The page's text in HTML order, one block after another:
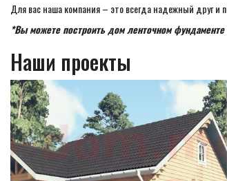
Для вас наша компания – это всегда надежный друг и
*Вы можете построить дом ленточном
Наши проекты